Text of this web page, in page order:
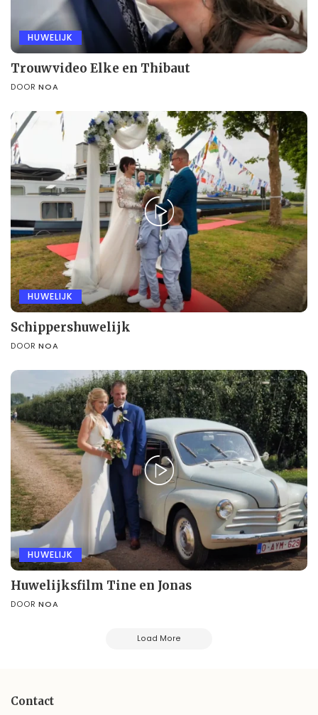
HUWELIJK
Trouwvideo Elke en Thibaut
DOOR NOA
HUWELIJK
Schippershuwelijk
DOOR NOA
HUWELIJK
Huwelijksfilm Tine en Jonas
DOOR NOA
Load More
Contact